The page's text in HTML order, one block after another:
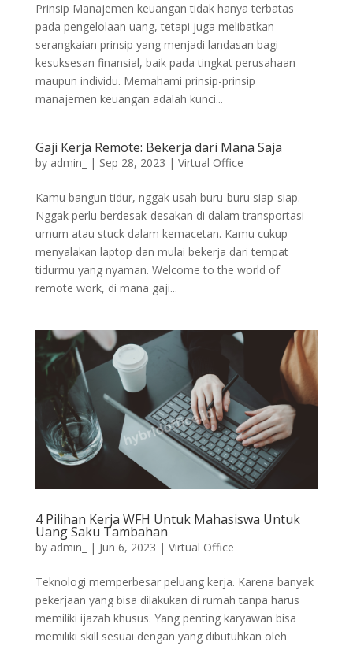
Prinsip Manajemen keuangan tidak hanya terbatas
pada pengelolaan uang, tetapi juga melibatkan
serangkaian prinsip yang menjadi landasan bagi
kesuksesan finansial, baik pada tingkat perusahaan
maupun individu. Memahami prinsip-prinsip
manajemen keuangan adalah kunci...
Gaji Kerja Remote: Bekerja dari Mana Saja
by admin_ | Sep 28, 2023 | Virtual Office
Kamu bangun tidur, nggak usah buru-buru siap-siap.
Nggak perlu berdesak-desakan di dalam transportasi
umum atau stuck dalam kemacetan. Kamu cukup
menyalakan laptop dan mulai bekerja dari tempat
tidurmu yang nyaman. Welcome to the world of
remote work, di mana gaji...
4 Pilihan Kerja WFH Untuk Mahasiswa Untuk
Uang Saku Tambahan
by admin_ | Jun 6, 2023 | Virtual Office
Teknologi memperbesar peluang kerja. Karena banyak
pekerjaan yang bisa dilakukan di rumah tanpa harus
memiliki ijazah khusus. Yang penting karyawan bisa
memiliki skill sesuai dengan yang dibutuhkan oleh